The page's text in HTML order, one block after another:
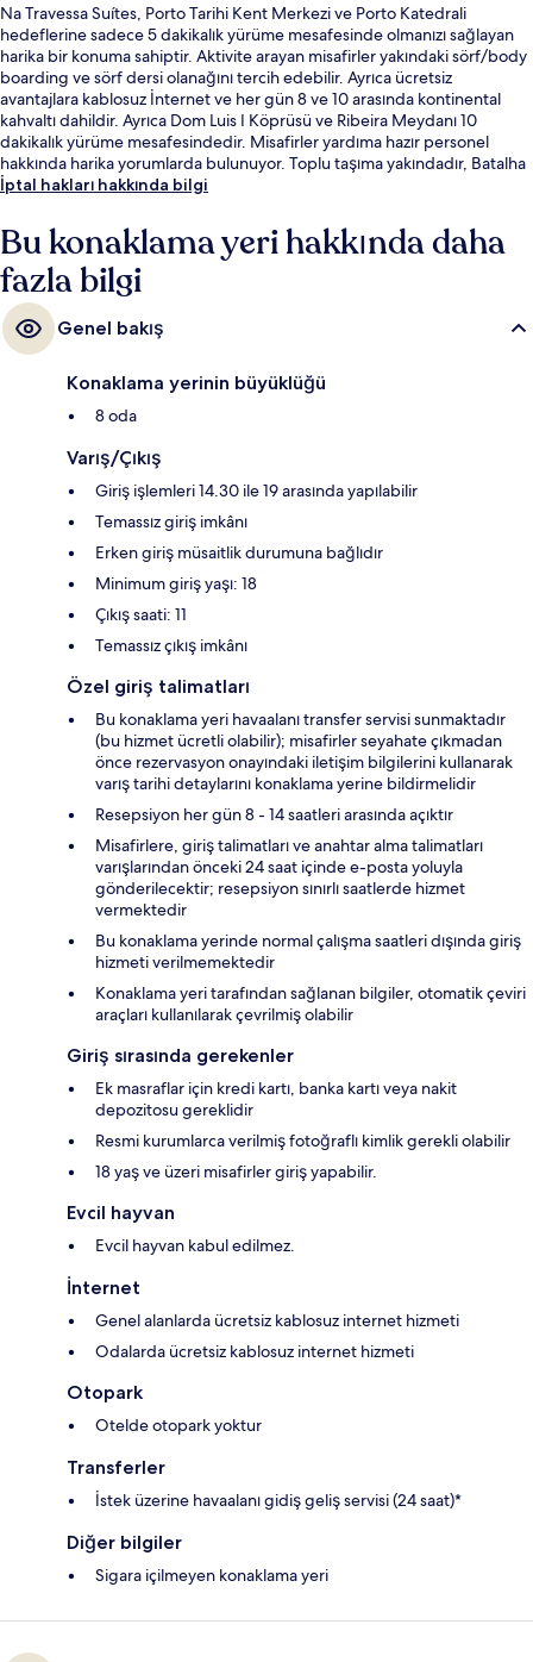
Na Travessa Suítes, Porto Tarihi Kent Merkezi ve Porto Katedrali
hedeflerine sadece 5 dakikalık yürüme mesafesinde olmanızı sağlayan
harika bir konuma sahiptir. Aktivite arayan misafirler yakındaki sörf/body
boarding ve sörf dersi olanağını tercih edebilir. Ayrıca ücretsiz
avantajlara kablosuz İnternet ve her gün 8 ve 10 arasında kontinental
kahvaltı dahildir. Ayrıca Dom Luis I Köprüsü ve Ribeira Meydanı 10
dakikalık yürüme mesafesindedir. Misafirler yardıma hazır personel
hakkında harika yorumlarda bulunuyor. Toplu taşıma yakındadır, Batalha
İstasyonu 4 dakikalık ve Batalha-Guindais Durağı 4 dakikalık yürüme
İptal hakları hakkında bilgi
Bu konaklama yeri hakkında daha
fazla bilgi
Genel bakış
Konaklama yerinin büyüklüğü
8 oda
Varış/Çıkış
Giriş işlemleri 14.30 ile 19 arasında yapılabilir
Temassız giriş imkânı
Erken giriş müsaitlik durumuna bağlıdır
Minimum giriş yaşı: 18
Çıkış saati: 11
Temassız çıkış imkânı
Özel giriş talimatları
Bu konaklama yeri havaalanı transfer servisi sunmaktadır
(bu hizmet ücretli olabilir); misafirler seyahate çıkmadan
önce rezervasyon onayındaki iletişim bilgilerini kullanarak
varış tarihi detaylarını konaklama yerine bildirmelidir
Resepsiyon her gün 8 - 14 saatleri arasında açıktır
Misafirlere, giriş talimatları ve anahtar alma talimatları
varışlarından önceki 24 saat içinde e-posta yoluyla
gönderilecektir; resepsiyon sınırlı saatlerde hizmet
vermektedir
Bu konaklama yerinde normal çalışma saatleri dışında giriş
hizmeti verilmemektedir
Konaklama yeri tarafından sağlanan bilgiler, otomatik çeviri
araçları kullanılarak çevrilmiş olabilir
Giriş sırasında gerekenler
Ek masraflar için kredi kartı, banka kartı veya nakit
depozitosu gereklidir
Resmi kurumlarca verilmiş fotoğraflı kimlik gerekli olabilir
18 yaş ve üzeri misafirler giriş yapabilir.
Evcil hayvan
Evcil hayvan kabul edilmez.
İnternet
Genel alanlarda ücretsiz kablosuz internet hizmeti
Odalarda ücretsiz kablosuz internet hizmeti
Otopark
Otelde otopark yoktur
Transferler
İstek üzerine havaalanı gidiş geliş servisi (24 saat)*
Diğer bilgiler
Sigara içilmeyen konaklama yeri